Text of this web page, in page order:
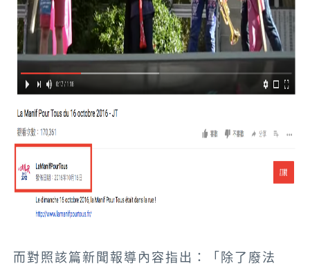
而對照該篇新聞報導內容指出：「除了廢法